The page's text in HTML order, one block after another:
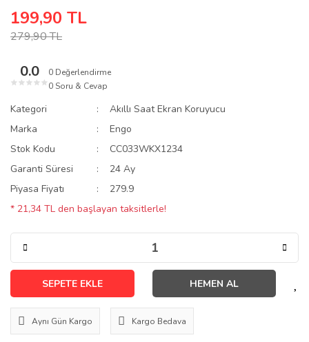
199,90 TL
279,90 TL
0.0
★ ★ ★ ★ ★
0 Değerlendirme
0 Soru & Cevap
Kategori
Akıllı Saat Ekran Koruyucu
Marka
Engo
Stok Kodu
CC033WKX1234
Garanti Süresi
24 Ay
Piyasa Fiyatı
279.9
* 21,34 TL den başlayan taksitlerle!
SEPETE EKLE HEMEN AL
Aynı Gün Kargo Kargo Bedava